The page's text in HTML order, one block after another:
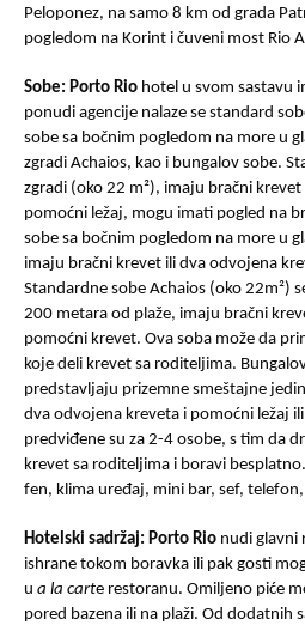
Peloponez, na samo 8 km od grada
pogledom na Korint i čuveni most Rio
Sobe: Porto Rio hotel u svom sastavu
ponudi agencije nalaze se standard
sobe sa bočnim pogledom na more u
zgradi Achaios, kao i bungalov sobe.
zgradi (oko 22 m²), imaju bračni
pomoćni ležaj, mogu imati pogled na
sobe sa bočnim pogledom na more u
imaju bračni krevet ili dva odvojena
Standardne sobe Achaios (oko 22m²)
200 metara od plaže, imaju bračni
pomoćni krevet. Ova soba može da
koje deli krevet sa roditeljima.
predstavljaju prizemne smeštajne
dva odvojena kreveta i pomoćni ležaj
predviđene su za 2-4 osobe, s tim da
krevet sa roditeljima i boravi
fen, klima uređaj, mini bar, sef, telefon,
Hotelski sadržaj: Porto Rio nudi glavni
ishrane tokom boravka ili pak gosti
u a la carte restoranu. Omiljeno piće
pored bazena ili na plaži. Od dodatnih